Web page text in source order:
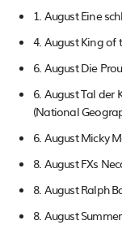
1. August Eine
4. August King of
6. August Die
6. August Tal der
(National
6. August Micky
8. August FXs
8. August Ralph
8. August